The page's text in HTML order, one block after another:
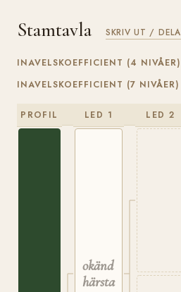
Stamtavla SKRIV UT / DELA
INAVELSKOEFFICIENT (4 NIVÅER)
INAVELSKOEFFICIENT (7 NIVÅER)
PROFIL LED 1
okänd
härstamning
LED 2